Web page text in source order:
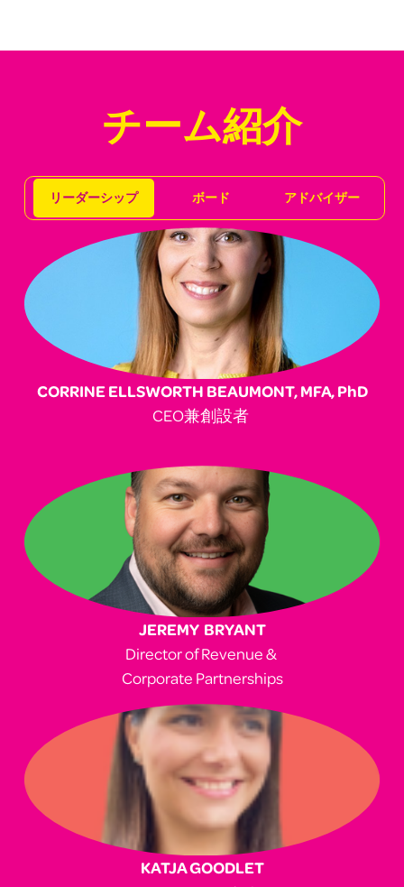
チーム紹介
リーダーシップ ボード アドバイザー
CORRINE ELLSWORTH BEAUMONT, MFA, PhD
CEO兼創設者
JEREMY  BRYANT
Director of Revenue &
Corporate Partnerships
KATJA GOODLET